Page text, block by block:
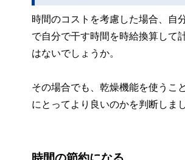
時間のコストを考慮した場合、自
で自分で干す時間を時給換算して
はないでしょうか。
その場合でも、乾燥機能を使うこ
にとってより良いのかを判断しま
時間の節約になる